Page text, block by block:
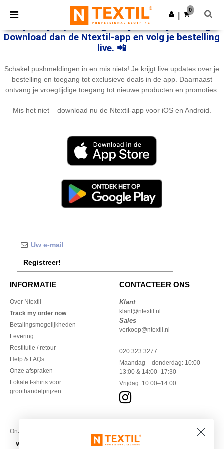
× Ntextil-app
Betere prijzen in de app!
Download app
0
Wil je altijd op de hoogte blijven van je levering?
Download dan de Ntextil-app en volg je bestelling
live. 📲
Schakel pushmeldingen in en mis niets! Je krijgt live updates over je
bestelling en toegang tot exclusieve deals in de app. Daarnaast
ontvang je vroegtijdige toegang tot nieuwe producten en promoties.
Mis het niet – download nu de Ntextil-app voor iOS en Android.
Registreer!
INFORMATIE
Over Ntextil
Track my order now
Betalingsmogelijkheden
Levering
Restitutie / retour
Help & FAQs
Onze afspraken
Lokale t-shirts voor
groothandelprijzen
CONTACTEER ONS
Klant
klant@ntextil.nl
Sales
verkoop@ntextil.nl
020 323 3277
Maandag – donderdag: 10:00–
13:00 & 14:00–17:30
Vrijdag: 10:00–14:00
Onze financiële partners